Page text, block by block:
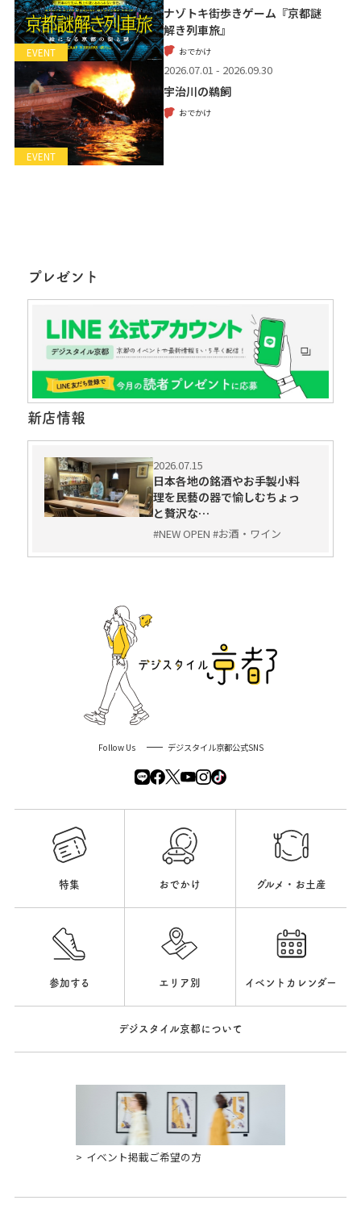
EVENT
ナゾトキ街歩きゲーム『京都謎
解き列車旅』
おでかけ
EVENT
2026.07.01 - 2026.09.30
宇治川の鵜飼
おでかけ
プレゼント
新店情報
2026.07.15
日本各地の銘酒やお手製小料
理を民藝の器で愉しむちょっ
と贅沢な…
#NEW OPEN #お酒・ワイン
Follow Us デジスタイル京都公式SNS
特集 おでかけ グルメ・お土産
参加する エリア別 イベントカレンダー
デジスタイル京都について
イベント掲載ご希望の方